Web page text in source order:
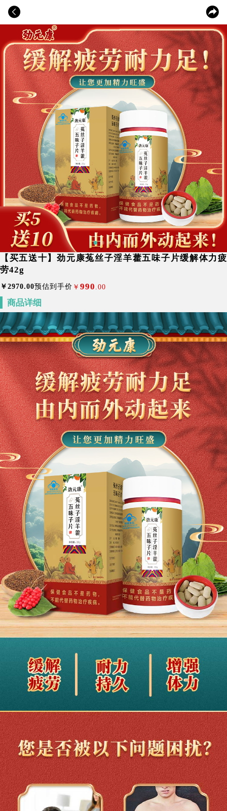
【买五送十】劲元康菟丝子淫羊藿五味子片缓解体力疲
劳42g
￥2970.00预估到手价 ￥ 990 .00
商品详细